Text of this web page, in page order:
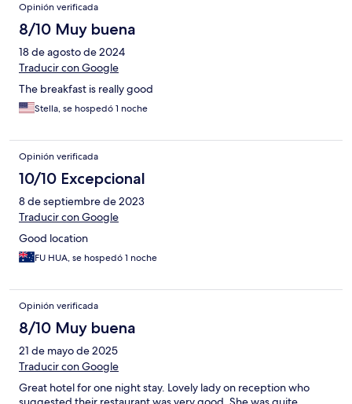
Opinión verificada
8/10 Muy buena
18 de agosto de 2024
Traducir con Google
The breakfast is really good
Stella, se hospedó 1 noche
Opinión verificada
10/10 Excepcional
8 de septiembre de 2023
Traducir con Google
Good location
FU HUA, se hospedó 1 noche
Opinión verificada
8/10 Muy buena
21 de mayo de 2025
Traducir con Google
Great hotel for one night stay. Lovely lady on reception who